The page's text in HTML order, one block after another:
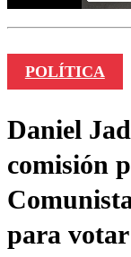
POLÍTICA
Daniel
comisión
para votar